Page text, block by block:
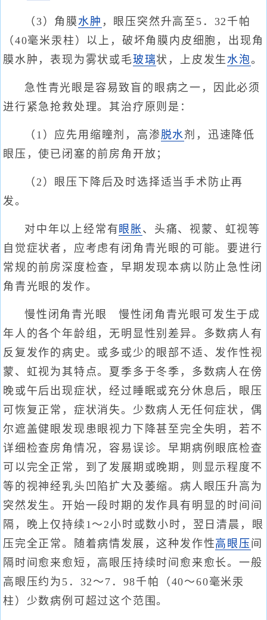
（3）角膜 水肿 ，眼压突然升高至5．32千帕
（40毫米汞柱）以上，破坏角膜内皮细胞，出现角
膜水肿，表现为雾状或毛玻璃状，上皮发生 水泡。
急性青光眼是容易致盲的眼病之一，因此必须
进行紧急抢救处理。其治疗原则是：
（1）应先用缩瞳剂，高渗 脱水剂，迅速降低
眼压，使已闭塞的前房角开放；
（2）眼压下降后及时选择适当手术防止再
发。
对中年以上经常有 眼胀 、头痛、视蒙、虹视等
自觉症状者，应考虑有闭角青光眼的可能。要进行
常规的前房深度检查，早期发现本病以防止急性闭
角青光眼的发作。
慢性闭角青光眼 慢性闭角青光眼可发生于成
年人的各个年龄组，无明显性别差异。多数病人有
反复发作的病史。或多或少的眼部不适、发作性视
蒙、虹视为其特点。夏季多于冬季，多数病人在傍
晚或午后出现症状，经过睡眠或充分休息后，眼压
可恢复正常，症状消失。少数病人无任何症状，偶
尔遮盖健眼发现患眼视力下降甚至完全失明，若不
详细检查房角情况，容易误诊。早期病例眼底检查
可以完全正常，到了发展期或晚期，则显示程度不
等的视神经乳头凹陷扩大及萎缩。病人眼压升高为
突然发生。开始一段时期的发作具有明显的时间间
隔，晚上仅持续1～2小时或数小时，翌日清晨，眼
压完全正常。随着病情发展，这种发作性高眼压 间
隔时间愈来愈短，高眼压持续时间愈来愈长。一般
高眼压约为5．32～7．98千帕（40～60毫米汞
柱）少数病例可超过这个范围。